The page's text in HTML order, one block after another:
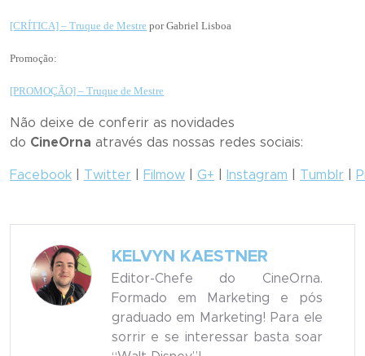
[CRÍTICA] – Truque de Mestre por Gabriel Lisboa
Promoção:
[PROMOÇÃO] – Truque de Mestre
Não deixe de conferir as novidades
do CineOrna através das nossas redes sociais:
Facebook Twitter Filmow G+ Instagram Tumblr
KELVYN KAESTNER
Editor-Chefe do CineOrna.
Formado em Marketing e pós
graduado em Marketing! Para ele
sorrir e se interessar basta soar